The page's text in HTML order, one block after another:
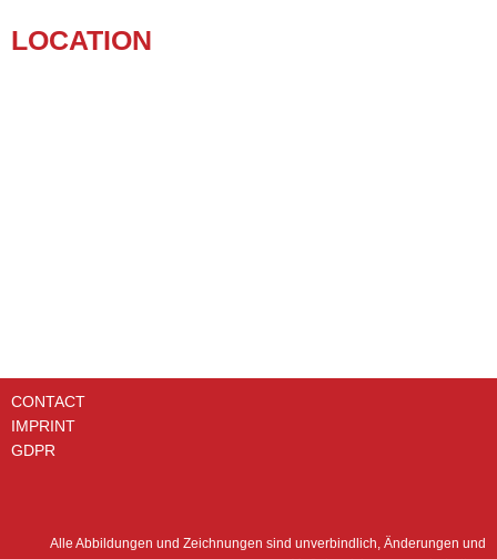
LOCATION
CONTACT
IMPRINT
GDPR
Alle Abbildungen und Zeichnungen sind unverbindlich, Änderungen und